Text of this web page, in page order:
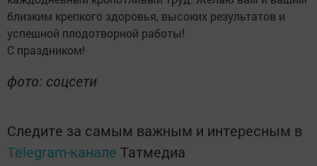
близким крепкого здоровья, высоких результатов и
успешной плодотворной работы!
С праздником!
фото: соцсети
Следите за самым важным и интересным в
Telegram-канале Татмедиа